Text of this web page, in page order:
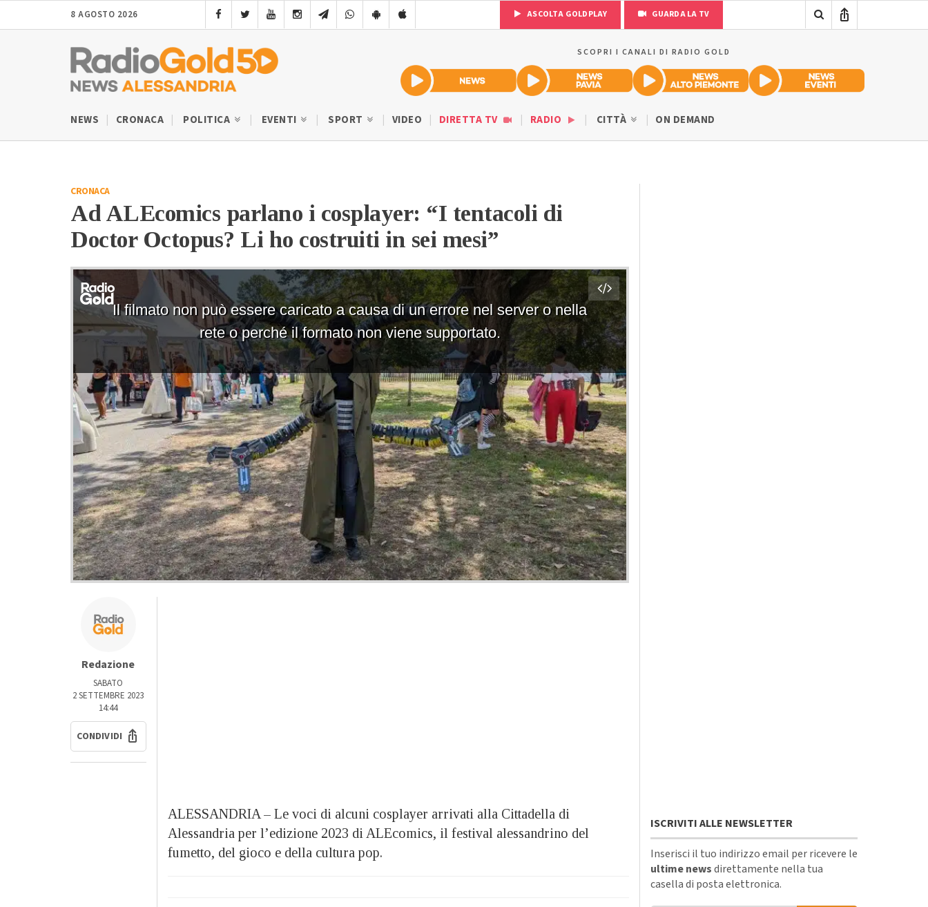
8 AGOSTO 2026 ASCOLTA GOLDPLAY GUARDA LA TV
SCOPRI I CANALI DI RADIO GOLD
NEWS CRONACA POLITICA EVENTI SPORT VIDEO DIRETTA TV RADIO CITTÀ ON DEMAND
CRONACA
Ad ALEcomics parlano i cosplayer: “I tentacoli di
Doctor Octopus? Li ho costruiti in sei mesi”
Redazione
SABATO
2 SETTEMBRE 2023
14:44
CONDIVIDI
ALESSANDRIA – Le voci di alcuni cosplayer arrivati alla Cittadella di
Alessandria per l’edizione 2023 di ALEcomics, il festival alessandrino del
fumetto, del gioco e della cultura pop.
ISCRIVITI ALLE NEWSLETTER
Inserisci il tuo indirizzo email per ricevere le
ultime newsdirettamente nella tua
casella di posta elettronica.